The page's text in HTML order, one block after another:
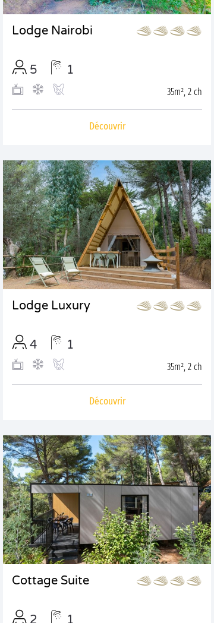
Lodge Nairobi
5 1
35m², 2 ch
Découvrir
Lodge Luxury
4 1
35m², 2 ch
Découvrir
Cottage Suite
2 1